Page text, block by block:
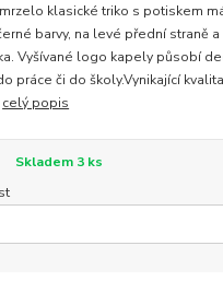
klasické triko s potiskem
barvy, na levé přední straně
Vyšívané logo kapely působí
práce či do školy.Vynikající
celý popis
Skladem 3 ks